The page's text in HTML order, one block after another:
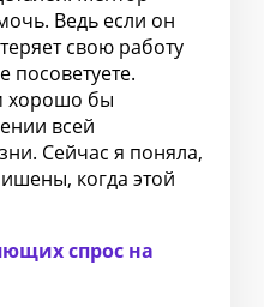
Ведь если он
свою работу
хорошо бы
всей
Сейчас я поняла,
когда этой
спрос на